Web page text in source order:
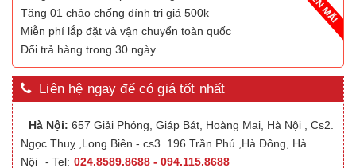
Tặng 01 chảo chống dính trị giá 500k
Miễn phí lắp đặt và vận chuyển toàn quốc
Đổi trả hàng trong 30 ngày
Liên hệ ngay để có giá tốt nhất
Hà Nội: 657 Giải Phóng, Giáp Bát, Hoàng Mai, Hà Nội , Cs2.
Ngọc Thuỵ ,Long Biên - cs3. 196 Trần Phú ,Hà Đông, Hà
Nội
- Tel: 024.8589.8688 - 094.115.8688